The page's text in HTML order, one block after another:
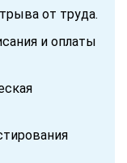
от труда.
и оплаты